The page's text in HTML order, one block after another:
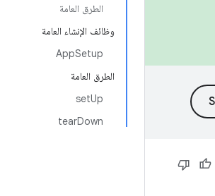
الطرق العامة
وظائف الإنشاء العامة
AppSetup
الطرق العامة
setUp
tearDown